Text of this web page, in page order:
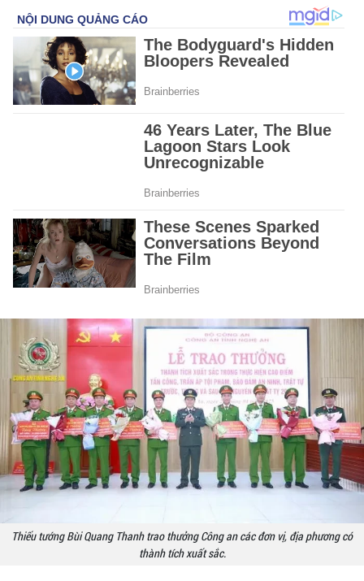
Thiếu tướng Bùi Quang Thanh trao thưởng Công an các đơn vị, địa phương có
thành tích xuất sắc.